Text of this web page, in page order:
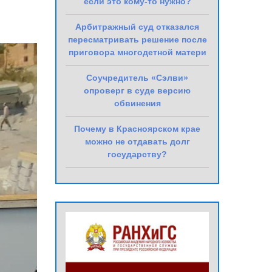
Арбитражный суд отказался
пересматривать решение после
приговора многодетной матери
Соучредитель «Сэлви»
опроверг в суде версию
обвинения
Почему в Красноярском крае
можно не отдавать долг
государству?